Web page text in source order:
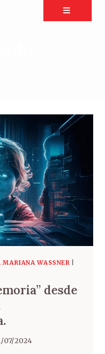
MARIANA WASSNER
desde
07/2024